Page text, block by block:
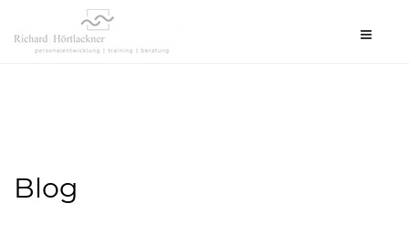
Toggle
Blog